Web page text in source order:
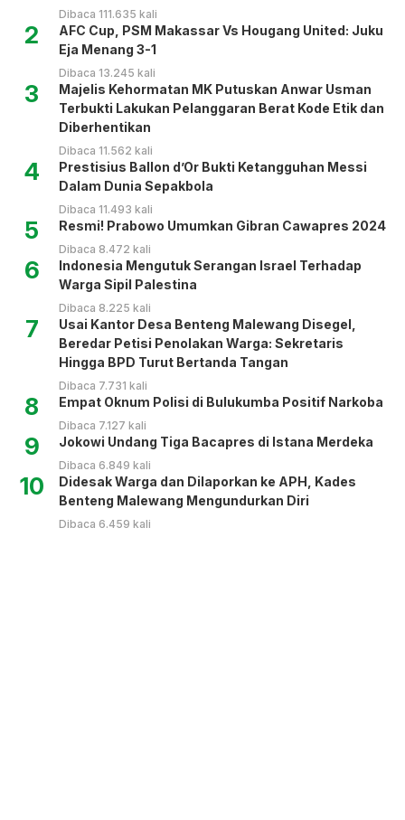
Dibaca 111.635 kali
2
AFC Cup, PSM Makassar Vs Hougang United: Juku
Eja Menang 3-1
Dibaca 13.245 kali
3
Majelis Kehormatan MK Putuskan Anwar Usman
Terbukti Lakukan Pelanggaran Berat Kode Etik dan
Diberhentikan
Dibaca 11.562 kali
4
Prestisius Ballon d’Or Bukti Ketangguhan Messi
Dalam Dunia Sepakbola
Dibaca 11.493 kali
5 Resmi! Prabowo Umumkan Gibran Cawapres 2024
Dibaca 8.472 kali
6
Indonesia Mengutuk Serangan Israel Terhadap
Warga Sipil Palestina
Dibaca 8.225 kali
7
Usai Kantor Desa Benteng Malewang Disegel,
Beredar Petisi Penolakan Warga: Sekretaris
Hingga BPD Turut Bertanda Tangan
Dibaca 7.731 kali
8 Empat Oknum Polisi di Bulukumba Positif Narkoba
Dibaca 7.127 kali
9 Jokowi Undang Tiga Bacapres di Istana Merdeka
Dibaca 6.849 kali
10
Didesak Warga dan Dilaporkan ke APH, Kades
Benteng Malewang Mengundurkan Diri
Dibaca 6.459 kali